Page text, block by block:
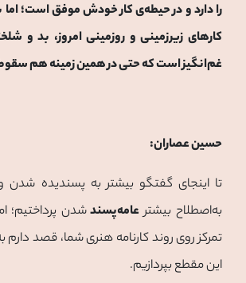
را دارد و در حیطه‌ی کار خودش موفق است؛
کارهای زیرزمینی و روزمینی امروز، بد و
غم‌انگیز است که حتی در همین زمینه هم سقوط
حسین عصاران:
تا اینجای گفتگو بیشتر به پسندیده
به‌اصطلاح بیشترعامه‌پسندشدن پرداختیم؛
تمرکز روی روند کارنامه هنری شما، قصد دارم
این مقطع بپردازیم.